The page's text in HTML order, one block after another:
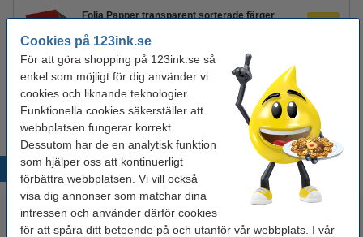
Cookies på 123ink.se
För att göra shopping på 123ink.se så
enkel som möjligt för dig använder vi
cookies och liknande teknologier.
Funktionella cookies säkerställer att
webbplatsen fungerar korrekt.
Dessutom har de en analytisk funktion
som hjälper oss att kontinuerligt
förbättra webbplatsen. Vi vill också
visa dig annonser som matchar dina
intressen och använder därför cookies
för att spåra ditt beteende på och utanför vår webbplats. I vår
Folia Papper transparent sorterade färger
29 kr
Pyssellim 100ml | 123ink 3st
85 kr
Populära produkter